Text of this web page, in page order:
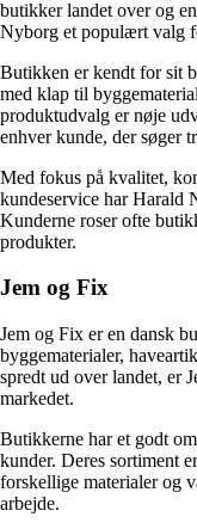
butikker landet over og
Nyborg et populært valg
Butikken er kendt for sit
med klap til
produktudvalg er nøje
enhver kunde, der søger
Med fokus på kvalitet,
kundeservice har Harald
Kunderne roser ofte
produkter.
Jem og Fix
Jem og Fix er en dansk
byggematerialer,
spredt ud over landet, er
markedet.
Butikkerne har et godt
kunder. Deres sortiment
forskellige materialer og
arbejde.